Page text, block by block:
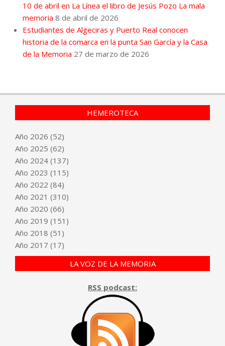
10 de abril en La Línea el libro de Jesús Pozo La mala
memoria 8 de abril de 2026
Estudiantes de Algeciras y Puerto Real conocen
historia de la comarca en la punta San García y la Casa
de la Memoria 27 de marzo de 2026
HEMEROTECA
Año 2026 (52)
Año 2025 (62)
Año 2024 (137)
Año 2023 (115)
Año 2022 (84)
Año 2021 (310)
Año 2020 (66)
Año 2019 (151)
Año 2018 (51)
Año 2017 (17)
LA VOZ DE LA MEMORIA
RSS podcast: